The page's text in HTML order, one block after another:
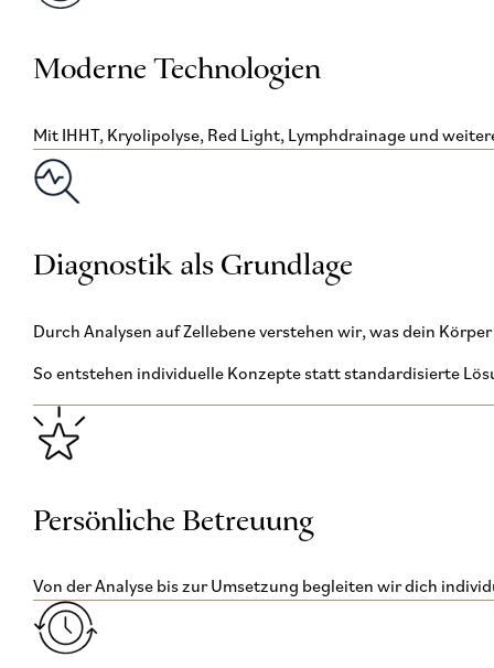
Moderne Technologien
Mit IHHT, Kryolipolyse, Red Light, Lymphdrainage und
Diagnostik als Grundlage
Durch Analysen auf Zellebene verstehen wir, was dein
So entstehen individuelle Konzepte statt standardisierte
Persönliche Betreuung
Von der Analyse bis zur Umsetzung begleiten wir dich